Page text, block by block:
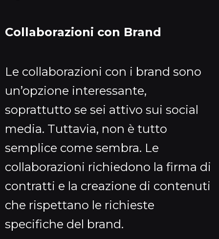
Collaborazioni con Brand
Le collaborazioni con i brand sono
un’opzione interessante,
soprattutto se sei attivo sui social
media. Tuttavia, non è tutto
semplice come sembra. Le
collaborazioni richiedono la firma di
contratti e la creazione di contenuti
che rispettano le richieste
specifiche del brand.